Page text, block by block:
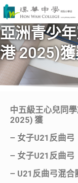
亞洲青少
港 2025)
中五級王心兒同
2025) 獲
– 女子U21反曲弓
– 女子U21反曲弓
– U21反曲弓混合